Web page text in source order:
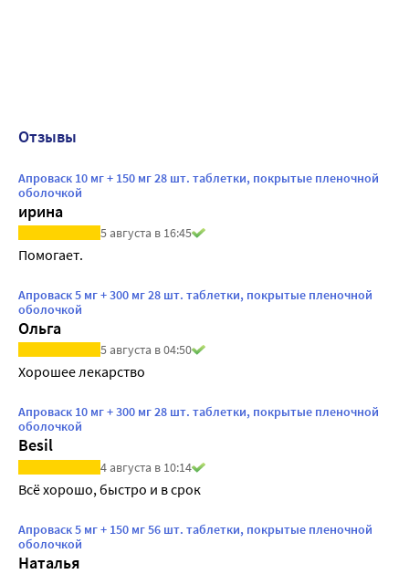
Отзывы
Апроваск 10 мг + 150 мг 28 шт. таблетки, покрытые пленочной
оболочкой
ирина
5 августа в 16:45
Помогает.
Апроваск 5 мг + 300 мг 28 шт. таблетки, покрытые пленочной
оболочкой
Ольга
5 августа в 04:50
Хорошее лекарство
Апроваск 10 мг + 300 мг 28 шт. таблетки, покрытые пленочной
оболочкой
Besil
4 августа в 10:14
Всё хорошо, быстро и в срок
Апроваск 5 мг + 150 мг 56 шт. таблетки, покрытые пленочной
оболочкой
Наталья